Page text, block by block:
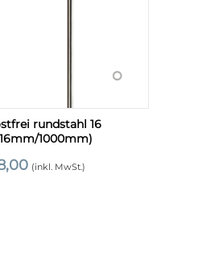
rundstahl 16
1000mm)
(inkl. MwSt.)